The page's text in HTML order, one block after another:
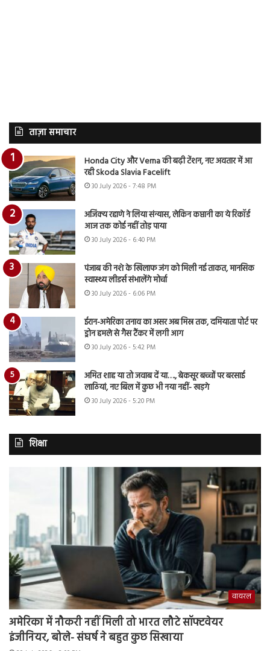
ताज़ा समाचार
Honda City और Verna की बढ़ी टेंशन, नए अवतार में आ
रही Skoda Slavia Facelift
30 July 2026 - 7:48 PM
अजिंक्य रहाणे ने लिया संन्यास, लेकिन कप्तानी का ये रिकॉर्ड
आज तक कोई नहीं तोड़ पाया
30 July 2026 - 6:40 PM
पंजाब की नशे के खिलाफ जंग को मिली नई ताकत, मानसिक
स्वास्थ्य लीडर्स संभालेंगे मोर्चा
30 July 2026 - 6:06 PM
ईरान-अमेरिका तनाव का असर अब मिस्र तक, दमियाता पोर्ट पर
ड्रोन हमले से गैस टैंकर में लगी आग
30 July 2026 - 5:42 PM
अमित शाह या तो जवाब दें या…., बेकसूर बच्चों पर बरसाई
लाठियां, नए बिल में कुछ भी नया नहीं- खड़गे
30 July 2026 - 5:20 PM
शिक्षा
वायरल
अमेरिका में नौकरी नहीं मिली तो भारत लौटे सॉफ्टवेयर
इंजीनियर, बोले- संघर्ष ने बहुत कुछ सिखाया